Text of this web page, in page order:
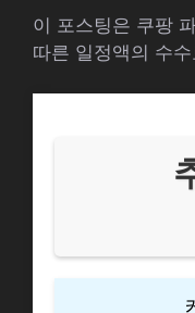
이 포스팅은 쿠팡
따른 일정액의 수